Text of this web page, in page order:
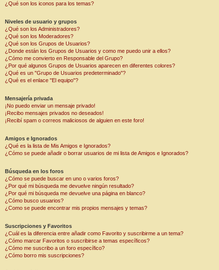
¿Qué son los iconos para los temas?
Niveles de usuario y grupos
¿Qué son los Administradores?
¿Qué son los Moderadores?
¿Qué son los Grupos de Usuarios?
¿Donde están los Grupos de Usuarios y como me puedo unir a ellos?
¿Cómo me convierto en Responsable del Grupo?
¿Por qué algunos Grupos de Usuarios aparecen en diferentes colores?
¿Qué es un "Grupo de Usuarios predeterminado"?
¿Qué es el enlace "El equipo"?
Mensajería privada
¡No puedo enviar un mensaje privado!
¡Recibo mensajes privados no deseados!
¡Recibí spam o correos maliciosos de alguien en este foro!
Amigos e Ignorados
¿Qué es la lista de Mis Amigos e Ignorados?
¿Cómo se puede añadir o borrar usuarios de mi lista de Amigos e Ignorados?
Búsqueda en los foros
¿Cómo se puede buscar en uno o varios foros?
¿Por qué mi búsqueda me devuelve ningún resultado?
¿Por qué mi búsqueda me devuelve una página en blanco?
¿Cómo busco usuarios?
¿Como se puede encontrar mis propios mensajes y temas?
Suscripciones y Favoritos
¿Cuál es la diferencia entre añadir como Favorito y suscribirme a un tema?
¿Cómo marcar Favoritos o suscribirse a temas específicos?
¿Cómo me suscribo a un foro específico?
¿Cómo borro mis suscripciones?